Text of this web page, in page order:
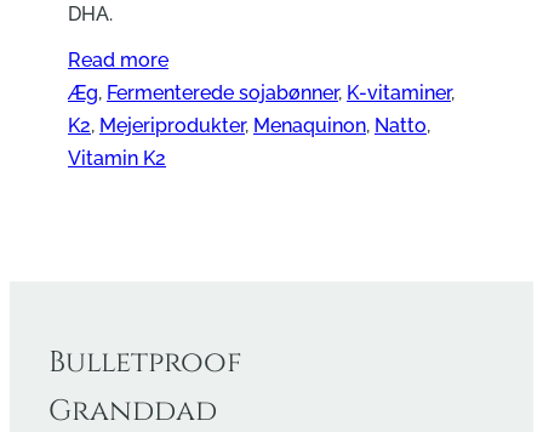
DHA.
Read more
Æg, Fermenterede sojabønner, K-vitaminer
K2, Mejeriprodukter, Menaquinon, Natto
Vitamin K2
Bulletproof
Granddad